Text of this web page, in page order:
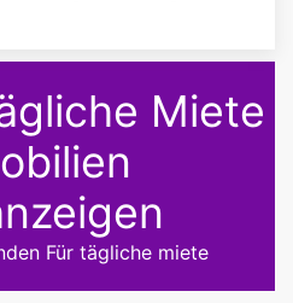
Miete
Für tägliche miete